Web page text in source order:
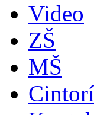
Video
ZŠ
MŠ